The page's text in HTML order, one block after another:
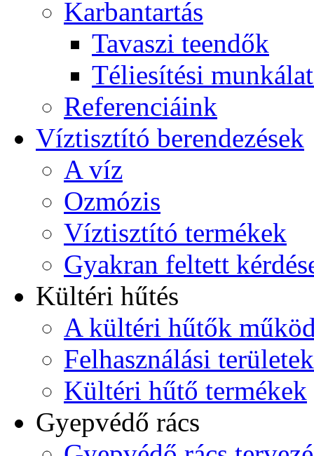
Karbantartás
Tavaszi teendők
Téliesítési
Referenciáink
Víztisztító berendezések
A víz
Ozmózis
Víztisztító termékek
Gyakran feltett
Kültéri hűtés
A kültéri hűtők
Felhasználási területek
Kültéri hűtő termékek
Gyepvédő rács